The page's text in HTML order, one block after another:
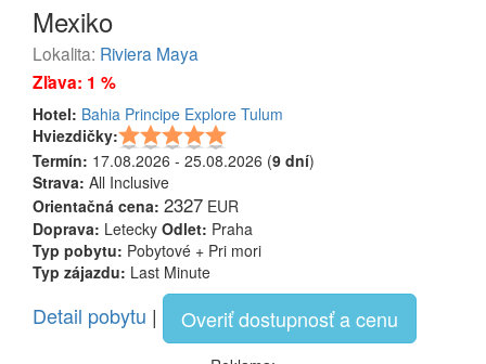
Mexiko
Lokalita: Riviera Maya
Zľava: 1 %
Hotel: Bahia Principe Explore Tulum
Hviezdičky:
Termín: 17.08.2026 - 25.08.2026 (9 dní)
Strava: All Inclusive
Orientačná cena: 2327 EUR
Doprava: Letecky Odlet: Praha
Typ pobytu: Pobytové + Pri mori
Typ zájazdu: Last Minute
Detail pobytu | Overiť dostupnosť a cenu